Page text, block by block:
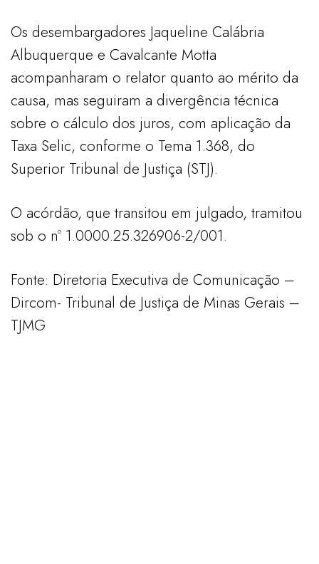
Os desembargadores Jaqueline Calábria
Albuquerque e Cavalcante Motta
acompanharam o relator quanto ao mérito da
causa, mas seguiram a divergência técnica
sobre o cálculo dos juros, com aplicação da
Taxa Selic, conforme o Tema 1.368, do
Superior Tribunal de Justiça (STJ).
O acórdão, que transitou em julgado, tramitou
sob o nº 1.0000.25.326906-2/001.
Fonte: Diretoria Executiva de Comunicação –
Dircom- Tribunal de Justiça de Minas Gerais –
TJMG